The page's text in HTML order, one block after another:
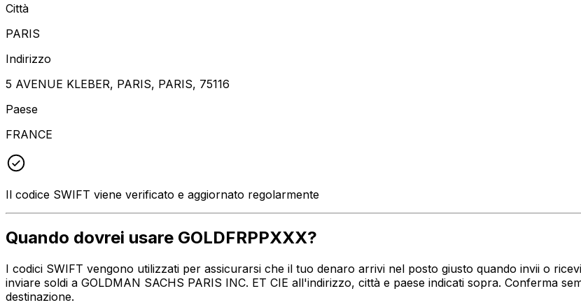
Città
PARIS
Indirizzo
5 AVENUE KLEBER, PARIS, PARIS, 75116
Paese
FRANCE
Il codice SWIFT viene verificato e aggiornato regolarmente
Quando dovrei usare GOLDFRPPXXX?
I codici SWIFT vengono utilizzati per assicurarsi che il tuo denaro arrivi nel posto giusto quando invii o
inviare soldi a GOLDMAN SACHS PARIS INC. ET CIE all'indirizzo, città e paese indicati sopra. Conferma
destinazione.